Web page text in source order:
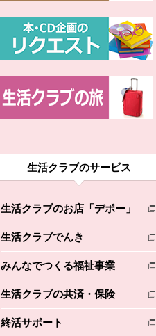
生活クラブのサービス
生活クラブのお店「デポー」
別のウィンドウで開きます。
生活クラブでんき
別のウィンドウで開きます。
みんなでつくる福祉事業
別のウィンドウで開きます。
生活クラブの共済・保険
別のウィンドウで開きます。
終活サポート
別のウィンドウで開きます。